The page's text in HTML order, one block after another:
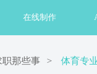
在线制作
职那些事 > 体育专